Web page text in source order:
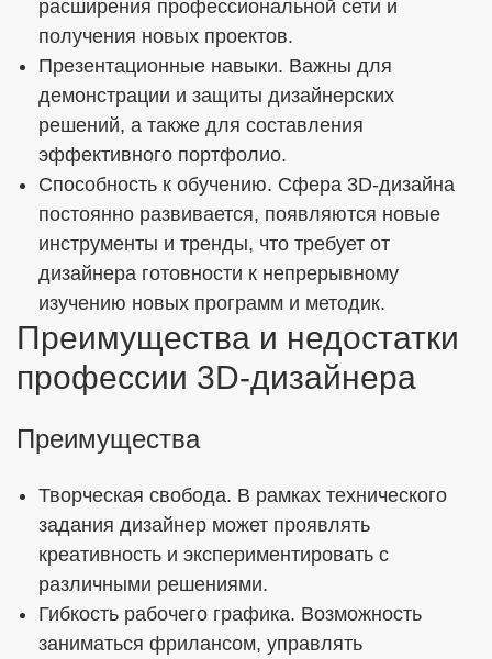
расширения профессиональной сети и
получения новых проектов.
Презентационные навыки. Важны для
демонстрации и защиты дизайнерских
решений, а также для составления
эффективного портфолио.
Способность к обучению. Сфера 3D-дизайна
постоянно развивается, появляются новые
инструменты и тренды, что требует от
дизайнера готовности к непрерывному
изучению новых программ и методик.
Преимущества и недостатки
профессии 3D-дизайнера
Преимущества
Творческая свобода. В рамках технического
задания дизайнер может проявлять
креативность и экспериментировать с
различными решениями.
Гибкость рабочего графика. Возможность
заниматься фрилансом, управлять